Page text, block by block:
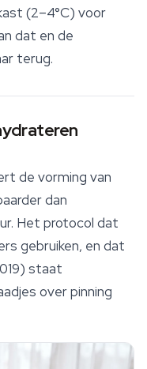
(2–4°C) voor
dat en de
terug.
de vorming van
dan
Het protocol dat
gebruiken, en dat
staat
over pinning